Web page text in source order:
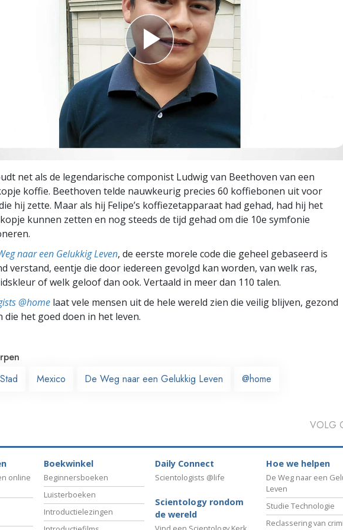
net als de legendarische componist Ludwig van Beethoven van een
koffie. Beethoven telde nauwkeurig precies 60 koffiebonen uit voor
hij zette. Maar als hij Felipe’s koffiezetapparaat had gehad, had hij het
kunnen zetten en nog steeds de tijd gehad om die 10e symfonie
naar een Gelukkig Leven, de eerste morele code die geheel gebaseerd is
verstand, eentje die door iedereen gevolgd kan worden, van welk ras,
of welk geloof dan ook. Vertaald in meer dan 110 talen.
@home laat vele mensen uit de hele wereld zien die veilig blijven, gezond
die het goed doen in het leven.
Mexico De Weg naar een Gelukkig Leven @home
VOLG
online
Boekwinkel
Beginnersboeken
Luisterboeken
Introductielezingen
Daily Connect
Scientologists @life
Scientology rondom
de wereld
Hoe we helpen
De Weg naar een
Leven
Studie Technologie
Reclassering van